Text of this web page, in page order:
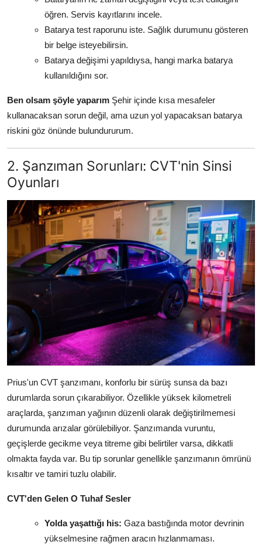
öğren. Servis kayıtlarını incele.
Batarya test raporunu iste. Sağlık durumunu gösteren
bir belge isteyebilirsin.
Batarya değişimi yapıldıysa, hangi marka batarya
kullanıldığını sor.
Ben olsam şöyle yaparım Şehir içinde kısa mesafeler
kullanacaksan sorun değil, ama uzun yol yapacaksan batarya
riskini göz önünde bulundururum.
2. Şanzıman Sorunları: CVT'nin Sinsi
Oyunları
Prius'un CVT şanzımanı, konforlu bir sürüş sunsa da bazı
durumlarda sorun çıkarabiliyor. Özellikle yüksek kilometreli
araçlarda, şanzıman yağının düzenli olarak değiştirilmemesi
durumunda arızalar görülebiliyor. Şanzımanda vuruntu,
geçişlerde gecikme veya titreme gibi belirtiler varsa, dikkatli
olmakta fayda var. Bu tip sorunlar genellikle şanzımanın ömrünü
kısaltır ve tamiri tuzlu olabilir.
CVT'den Gelen O Tuhaf Sesler
Yolda yaşattığı his: Gaza bastığında motor devrinin
yükselmesine rağmen aracın hızlanmaması.